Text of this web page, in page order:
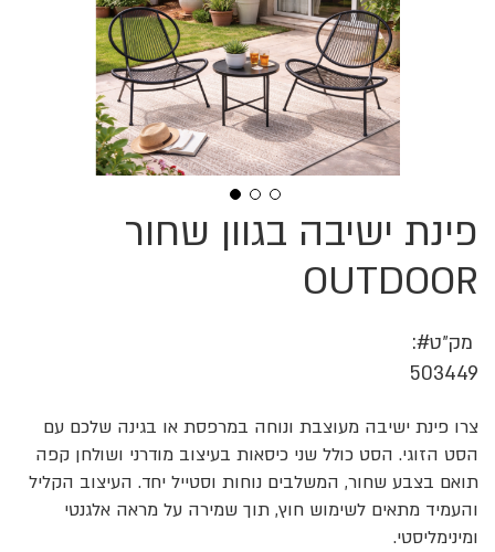
פינת ישיבה בגוון שחור
OUTDOOR
מק״ט
503449
צרו פינת ישיבה מעוצבת ונוחה במרפסת או בגינה שלכם עם
הסט הזוגי. הסט כולל שני כיסאות בעיצוב מודרני ושולחן קפה
תואם בצבע שחור, המשלבים נוחות וסטייל יחד. העיצוב הקליל
והעמיד מתאים לשימוש חוץ, תוך שמירה על מראה אלגנטי
ומינימליסטי.
לדלג
להתחלה
גלריית